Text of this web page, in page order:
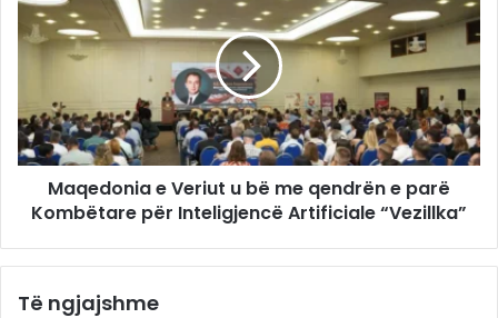
Maqedonia e Veriut u bë me qendrën e parë
Kombëtare për Inteligjencë Artificiale “Vezillka”
Të ngjajshme